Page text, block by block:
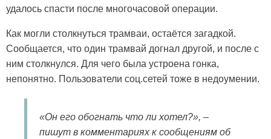
удалось спасти после многочасовой операции.
Как могли столкнуться трамваи, остаётся загадкой.
Сообщается, что один трамвай догнал другой, и после с
ним столкнулся. Для чего была устроена гонка,
непонятно. Пользователи соц.сетей тоже в недоумении.
«Он его обогнать что ли хотел?», –
пишут в комментариях к сообщениям об